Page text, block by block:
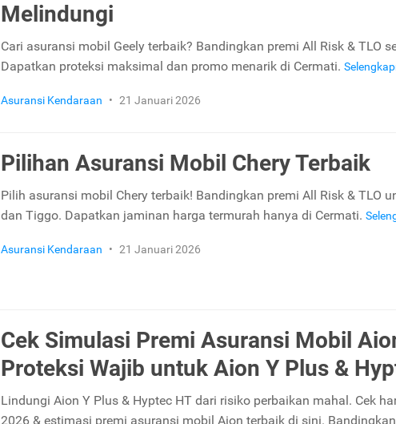
Melindungi
Cari asuransi mobil Geely terbaik? Bandingkan premi All Risk & TLO
Dapatkan proteksi maksimal dan promo menarik di Cermati.
Asuransi Kendaraan • 21 Januari 2026
Pilihan Asuransi Mobil Chery Terbaik
Pilih asuransi mobil Chery terbaik! Bandingkan premi All Risk & TLO
dan Tiggo. Dapatkan jaminan harga termurah hanya di Cermati.
Asuransi Kendaraan • 21 Januari 2026
Cek Simulasi Premi Asuransi Mobil
Proteksi Wajib untuk Aion Y Plus &
Lindungi Aion Y Plus & Hyptec HT dari risiko perbaikan mahal. Cek
2026 & estimasi premi asuransi mobil Aion terbaik di sini.